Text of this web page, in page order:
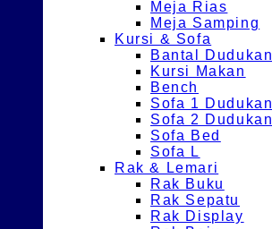
Meja Rias
Meja Samping
Kursi & Sofa
Bantal Dudukan
Kursi Makan
Bench
Sofa 1 Dudukan
Sofa 2 Dudukan
Sofa Bed
Sofa L
Rak & Lemari
Rak Buku
Rak Sepatu
Rak Display